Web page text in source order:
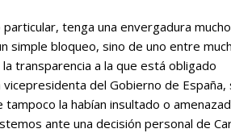
tenga una envergadura mucho
simple bloqueo, sino de uno entre
transparencia a la que está obligado
del Gobierno de España,
la habían insultado o
ante una decisión personal de